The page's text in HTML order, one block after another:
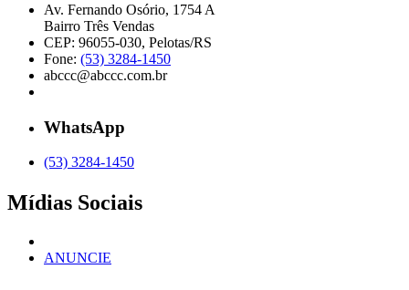
Av. Fernando Osório, 1754 A
Bairro Três Vendas
CEP: 96055-030, Pelotas/RS
Fone: (53) 3284-1450
abccc@abccc.com.br
WhatsApp
(53) 3284-1450
Mídias Sociais
ANUNCIE